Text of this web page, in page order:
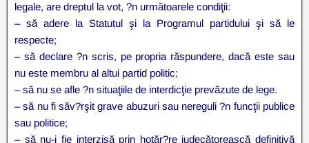
legale, are dreptul la vot, ?n următoarele condiţii:
– să adere la Statutul şi la Programul partidului şi să le
respecte;
– să declare ?n scris, pe propria răspundere, dacă este sau
nu este membru al altui partid politic;
– să nu se afle ?n situaţiile de interdicţie prevăzute de lege.
– să nu fi săv?rşit grave abuzuri sau nereguli ?n funcţii publice
sau politice;
– să nu-i fie interzisă prin hotăr?re judecătorească definitivă